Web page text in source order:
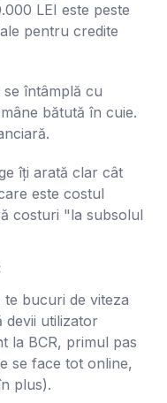
LEI este peste
pentru credite
întâmplă cu
bătută în cuie.
îți arată clar cât
este costul
costuri "la subsolul
te bucuri de viteza
devii utilizator
la BCR, primul pas
se face tot online,
plus).